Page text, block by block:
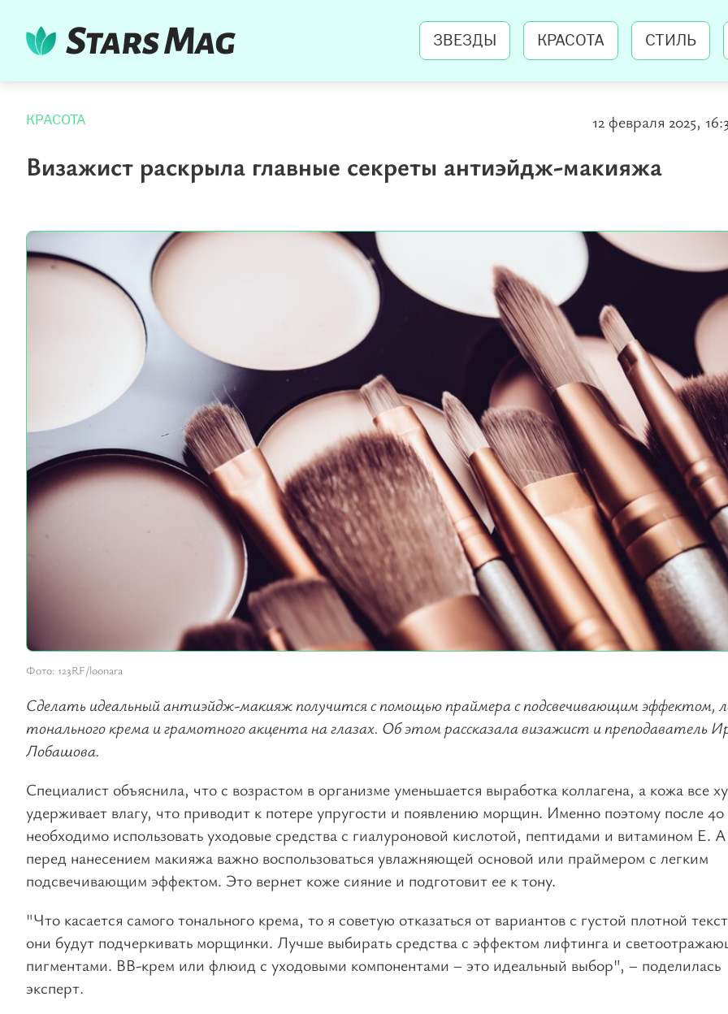
ЗВЕЗДЫ КРАСОТА СТИЛЬ
КРАСОТА 12 февраля 2025,
Визажист раскрыла главные секреты антиэйдж-макияжа
Фото: 123RF/loonara
Сделать идеальный антиэйдж-макияж получится с помощью праймера с подсвечивающим эффектом,
тонального крема и грамотного акцента на глазах. Об этом рассказала визажист и преподаватель
Лобашова.
Специалист объяснила, что с возрастом в организме уменьшается выработка коллагена, а кожа все
удерживает влагу, что приводит к потере упругости и появлению морщин. Именно поэтому после 40
необходимо использовать уходовые средства с гиалуроновой кислотой, пептидами и витамином Е. А
перед нанесением макияжа важно воспользоваться увлажняющей основой или праймером с легким
подсвечивающим эффектом. Это вернет коже сияние и подготовит ее к тону.
"Что касается самого тонального крема, то я советую отказаться от вариантов с густой плотной
они будут подчеркивать морщинки. Лучше выбирать средства с эффектом лифтинга и
пигментами. BB-крем или флюид с уходовыми компонентами – это идеальный выбор", – поделилась
эксперт.